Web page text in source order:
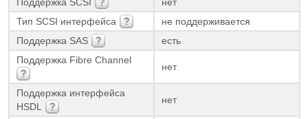
Тип SCSI интерфейса
не поддерживается
Поддержка SAS
есть
Поддержка Fibre Channel
нет
Поддержка интерфейса
HSDL
нет